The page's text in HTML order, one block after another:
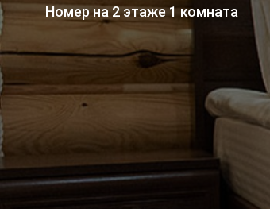
Номер на 2 этаже 1 комната